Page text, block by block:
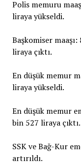
Polis memuru
liraya yükseldi.
Başkomiser
liraya çıktı.
En düşük memur
liraya yükseldi.
En düşük memur
bin 527 liraya çıktı.
SSK ve Bağ-Kur
artırıldı.